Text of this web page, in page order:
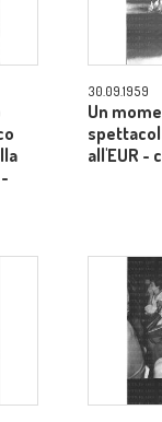
30.09.1959
Un
all'EUR -